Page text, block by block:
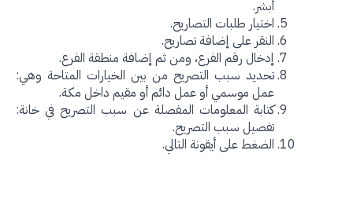
اختيار طلبات التصاريح.
النقر على إضافة تصاريح.
إدخال رقم الفرع، ومن ثم إضافة منطقة الفرع.
تحديد سبب التصريح من بين الخيارات المتاحة وهي:
عمل موسمي أو عمل دائم أو مقيم داخل مكة.
كتابة المعلومات المفصلة عن سبب التصريح في خانة:
تفصيل سبب التصريح.
الضغط على أيقونة التالي.